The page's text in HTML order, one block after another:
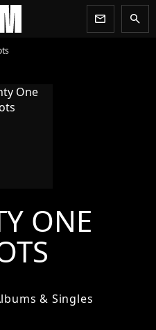
newsletter search
ONE
& Singles